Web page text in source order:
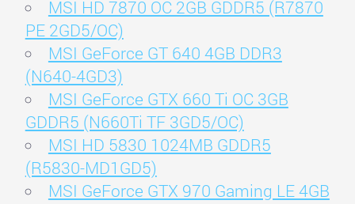
MSI HD 7870 OC 2GB GDDR5 (R7870
PE 2GD5/OC)
MSI GeForce GT 640 4GB DDR3
(N640-4GD3)
MSI GeForce GTX 660 Ti OC 3GB
GDDR5 (N660Ti TF 3GD5/OC)
MSI HD 5830 1024MB GDDR5
(R5830-MD1GD5)
MSI GeForce GTX 970 Gaming LE 4GB